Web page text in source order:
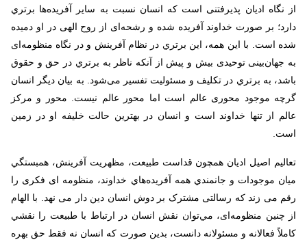
از نگاه ادیان پذیرفتنی است كه انسان نسبت به سایر آفريده‌ها برتري
دارد؛ بر صورت خداوند آفریده شده و رشحه‌ای از روح الهی در او دمیده
شده است. با این همه، اين برتري در نظام آفرینش و در نگاه منظومه‌ای
به جهان‌بینی توحیدی بیش و پیش از آنکه ناظر به برتري در حق و حقوق
باشد، به برتري در تكليف و مسئوليت تفسیر می‌شود. به بیان دیگر انسان
گرچه موجود محوری عالم است اما محور عالم نیست. محور و مرکز
عالم از تنها خداوند است و انسان در بهترین حالت خلیفه او در زمین
است
تعاليم اصيل اديان همچون قداست طبيعت، مظهريت آفرینش، همبستگي
ميان موجودات و جانمندي همه آفريده‌هاي خداوند، منظومه ای فکری را
رقم می زند که رسالتی مشترک بر دوش انسان دین دار می نهد. با الهام
از چنين منظومه‌ای، مي‌توان نقش انسان در ارتباط با طبيعت را نقشي
كاملاً فعالانه و مسئولانه دانست، بدين صورت كه انسان نه فقط حق بهره